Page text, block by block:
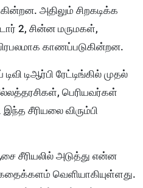
அதிலும் சிறகடிக்க
2, சின்ன மருமகள்,
காணப்படுகின்றன.
டிஆர்பி ரேட்டிங்கில் முதல்
பெரியவர்கள்
சீரியலை விரும்பி
சீரியலில் அடுத்து என்ன
வெளியாகியுள்ளது.